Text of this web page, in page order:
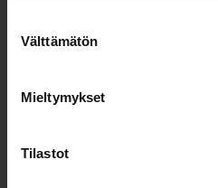
valinta
Välttämätön
Mieltymykset
Tilastot
Nimi*